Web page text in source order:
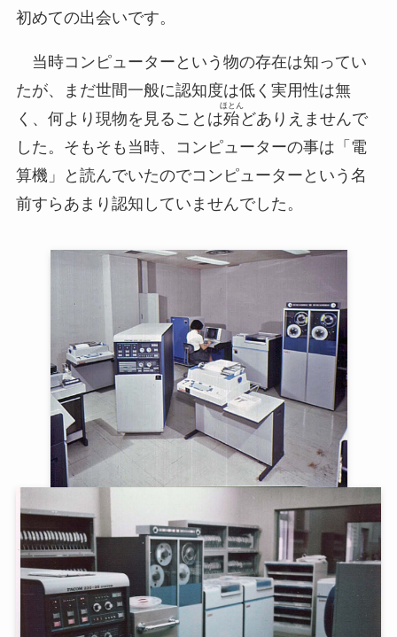
初めての出会いです。
当時コンピューターという物の存在は知ってい
たが、まだ世間一般に認知度は低く実用性は無
く、何より現物を見ることは殆
ほとん
どありえませんで
した。そもそも当時、コンピューターの事は「電
算機」と読んでいたのでコンピューターという名
前すらあまり認知していませんでした。